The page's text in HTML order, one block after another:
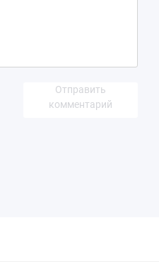
Отправить
комментарий